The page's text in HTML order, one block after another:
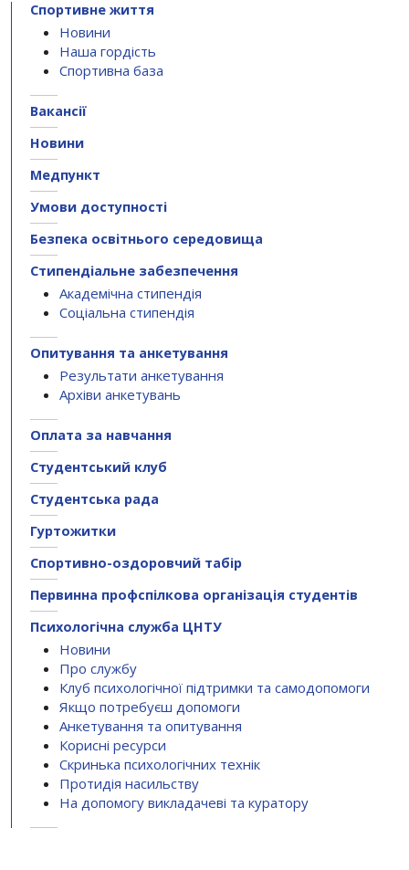
Спортивне життя
Новини
Наша гордість
Спортивна база
Вакансії
Новини
Медпункт
Умови доступності
Безпека освітнього середовища
Стипендіальне забезпечення
Академічна стипендія
Соціальна стипендія
Опитування та анкетування
Результати анкетування
Архіви анкетувань
Оплата за навчання
Студентський клуб
Студентська рада
Гуртожитки
Спортивно-оздоровчий табір
Первинна профспілкова організація студентів
Психологічна служба ЦНТУ
Новини
Про службу
Клуб психологічної підтримки та самодопомоги
Якщо потребуєш допомоги
Анкетування та опитування
Корисні ресурси
Скринька психологічних технік
Протидія насильству
На допомогу викладачеві та куратору